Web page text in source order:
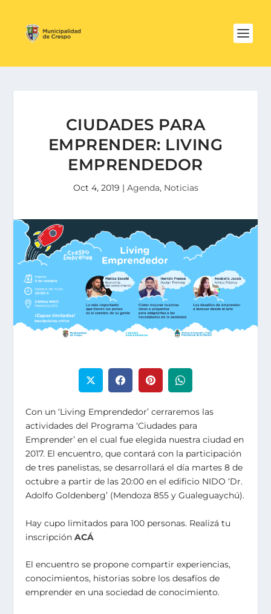
CIUDADES PARA
EMPRENDER: LIVING
EMPRENDEDOR
Oct 4, 2019 | Agenda, Noticias
Con un ‘Living Emprendedor’ cerraremos las
actividades del Programa ‘Ciudades para
Emprender’ en el cual fue elegida nuestra ciudad en
2017. El encuentro, que contará con la participación
de tres panelistas, se desarrollará el día martes 8 de
octubre a partir de las 20:00 en el edificio NIDO ‘Dr.
Adolfo Goldenberg’ (Mendoza 855 y Gualeguaychú).
Hay cupo limitados para 100 personas. Realizá tu
inscripciónACÁ
El encuentro se propone compartir experiencias,
conocimientos, historias sobre los desafíos de
emprender en una sociedad de conocimiento.